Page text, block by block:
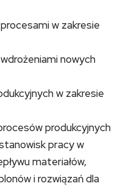
w zakresie
nowych
w zakresie
produkcyjnych
pracy w
materiałów,
i rozwiązań dla